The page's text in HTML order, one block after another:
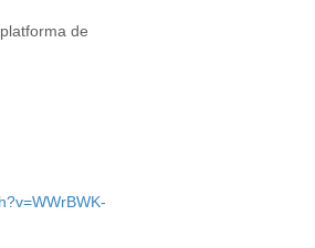
de